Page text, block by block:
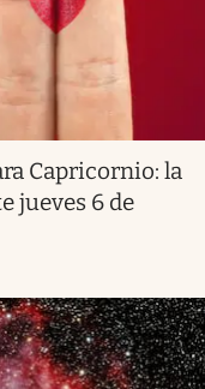
Capricornio: la
jueves 6 de